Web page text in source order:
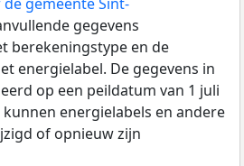
gegevens
berekeningstype en de
energielabel. De gegevens in
op een peildatum van 1 juli
energielabels en andere
of opnieuw zijn